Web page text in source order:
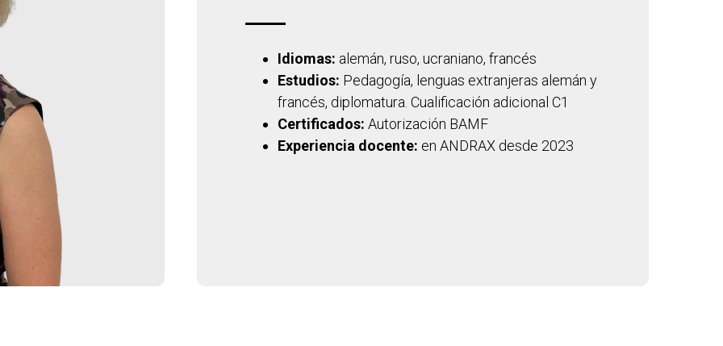
Idiomas: alemán, ruso, ucraniano, francés
Estudios: Pedagogía, lenguas extranjeras alemán y
francés, diplomatura. Cualificación adicional C1
Certificados: Autorización BAMF
Experiencia docente: en ANDRAX desde 2023